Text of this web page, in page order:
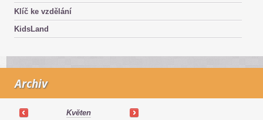
Klíč ke vzdělání
KidsLand
Archiv
Květen